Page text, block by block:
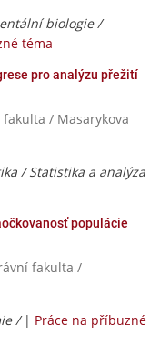
biologie /
téma
pro analýzu přežití
/ Masarykova
/ Statistika a analýza
populácie
fakulta /
/ | Práce na příbuzné